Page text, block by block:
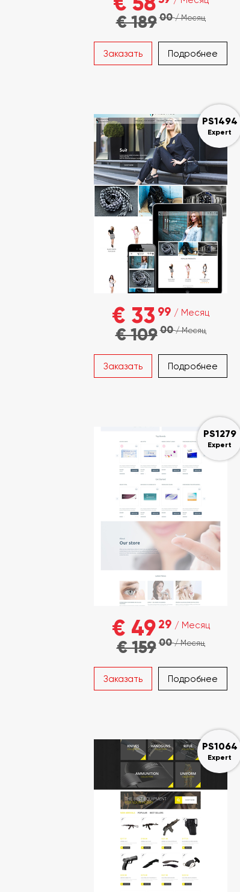
€ 18900/ Месяц
Заказать Подробнее
PS1494
Expert
€ 33 99 / Месяц
€ 10900/ Месяц
Заказать Подробнее
PS1279
Expert
€ 49 29 / Месяц
€ 15900/ Месяц
Заказать Подробнее
PS1064
Expert